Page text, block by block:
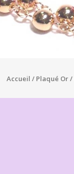
Accueil / Plaqué Or/